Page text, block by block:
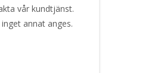
vår kundtjänst.
annat anges.